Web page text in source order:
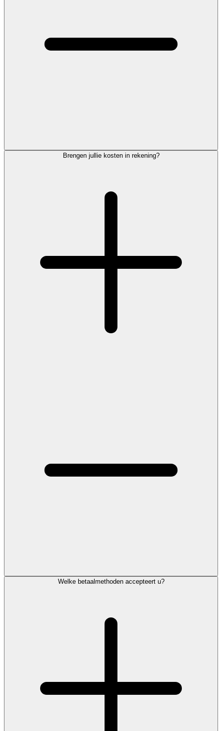
Brengen jullie kosten in rekening?
Welke betaalmethoden accepteert u?